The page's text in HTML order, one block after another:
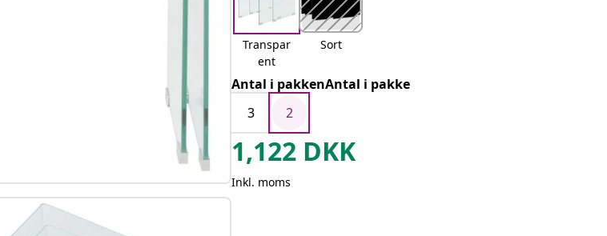
Transpar
ent
Sort
Antal i pakkenAntal i pakke
3
2
1,122 DKK
Inkl. moms